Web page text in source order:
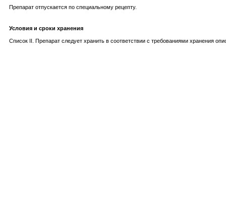
Препарат отпускается по специальному рецепту.
Условия и сроки хранения
Список II. Препарат следует хранить в соответствии с требованиями хранения